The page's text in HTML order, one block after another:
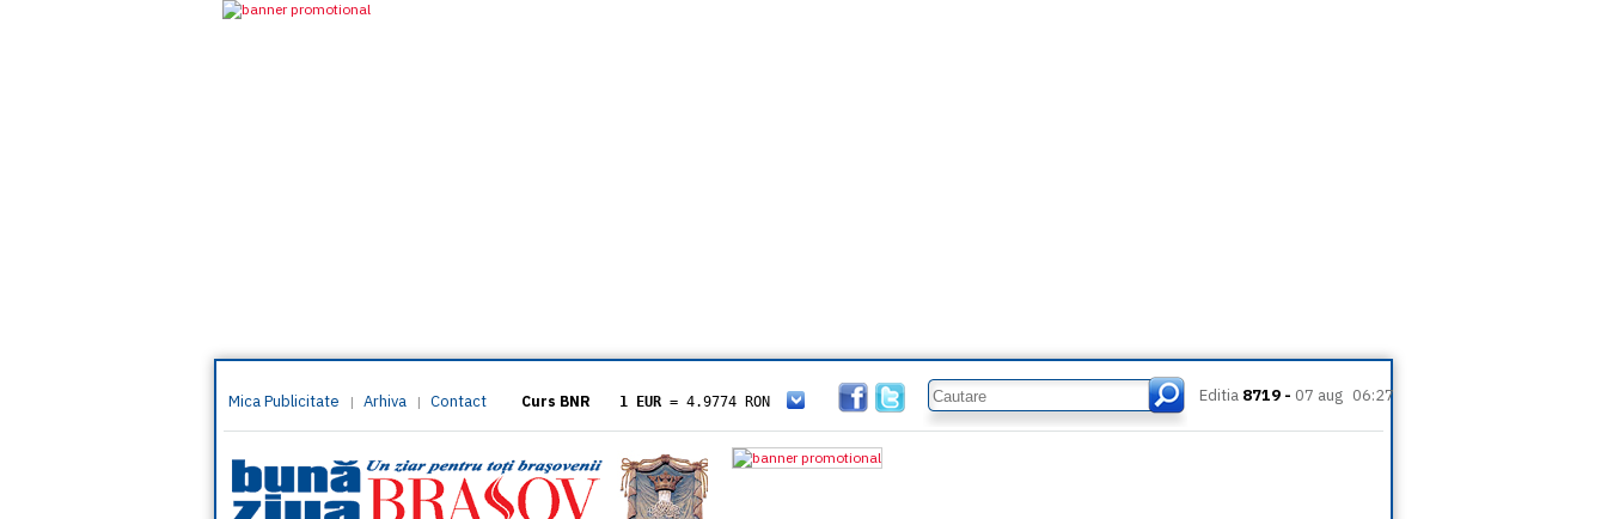
Mica Publicitate | Arhiva | Contact Curs BNR 1 EUR = 4.9774 RON
= 5.8304 RON
1 XAU= 464.4611 RON
1 AED= 1.1933 RON
1 AUD= 2.7957 RON
Editia 8719 - 07 aug 06:27